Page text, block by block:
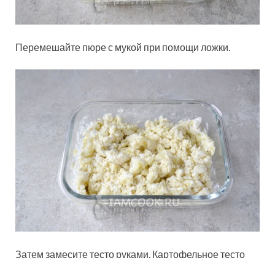
Перемешайте пюре с мукой при помощи ложки.
Затем замесите тесто руками. Картофельное тесто